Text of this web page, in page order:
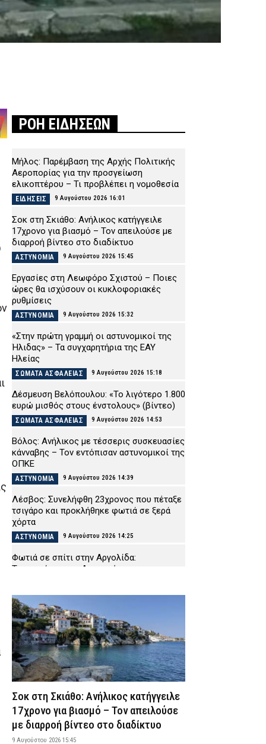
ΡΟΗ ΕΙΔΗΣΕΩΝ
Μήλος: Παρέμβαση της Αρχής Πολιτικής
Αεροπορίας για την προσγείωση
ελικοπτέρου – Τι προβλέπει η νομοθεσία
ΕΙΔΗΣΕΙΣ 9 Αυγούστου 2026 16:01
Σοκ στη Σκιάθο: Ανήλικος κατήγγειλε
17χρονο για βιασμό – Τον απειλούσε με
διαρροή βίντεο στο διαδίκτυο
ΑΣΤΥΝΟΜΙΑ 9 Αυγούστου 2026 15:45
Εργασίες στη Λεωφόρο Σχιστού – Ποιες
ώρες θα ισχύσουν οι κυκλοφοριακές
ρυθμίσεις
ΑΣΤΥΝΟΜΙΑ 9 Αυγούστου 2026 15:32
«Στην πρώτη γραμμή οι αστυνομικοί της
Ήλιδας» – Τα συγχαρητήρια της ΕΑΥ
Ηλείας
ΣΩΜΑΤΑ ΑΣΦΑΛΕΙΑΣ 9 Αυγούστου 2026 15:18
Δέσμευση Βελόπουλου: «Το λιγότερο 1.800
ευρώ μισθός στους ένστολους» (βίντεο)
ΣΩΜΑΤΑ ΑΣΦΑΛΕΙΑΣ 9 Αυγούστου 2026 14:53
Βόλος: Ανήλικος με τέσσερις συσκευασίες
κάνναβης – Τον εντόπισαν αστυνομικοί της
ΟΠΚΕ
ΑΣΤΥΝΟΜΙΑ 9 Αυγούστου 2026 14:39
Λέσβος: Συνελήφθη 23χρονος που πέταξε
τσιγάρο και προκλήθηκε φωτιά σε ξερά
χόρτα
ΑΣΤΥΝΟΜΙΑ 9 Αυγούστου 2026 14:25
Φωτιά σε σπίτι στην Αργολίδα:
Τραυματίστηκε o Διοικητής
ΣΩΜΑΤΑ ΑΣΦΑΛΕΙΑΣ
Φωτιές: «Κόκκινος» συναγερμός στη χώρα
λόγω των θυελλωδών ανέμων – Έκτακτη
σύσκεψη της επιτροπής Εκτίμησης
Κινδύνου
ΕΙΔΗΣΕΙΣ 9 Αυγούστου 2026 13:55
Αθηνών-Σουνίου: Ελεύθερος ο 20χρονος
οδηγός του ΙΧ που έκανε παράνομη
αναστροφή και τραυμάτισε δύο
αστυνομικούς της ΔΙΑΣ
Σοκ στη Σκιάθο: Ανήλικος κατήγγειλε
17χρονο για βιασμό – Τον απειλούσε
με διαρροή βίντεο στο διαδίκτυο
9 Αυγούστου 2026 15:45